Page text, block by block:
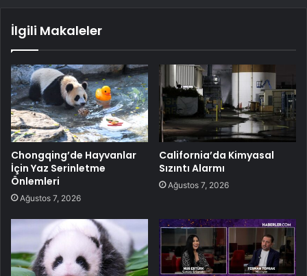
İlgili Makaleler
Chongqing’de Hayvanlar
İçin Yaz Serinletme
Önlemleri
Ağustos 7, 2026
California’da Kimyasal
Sızıntı Alarmı
Ağustos 7, 2026